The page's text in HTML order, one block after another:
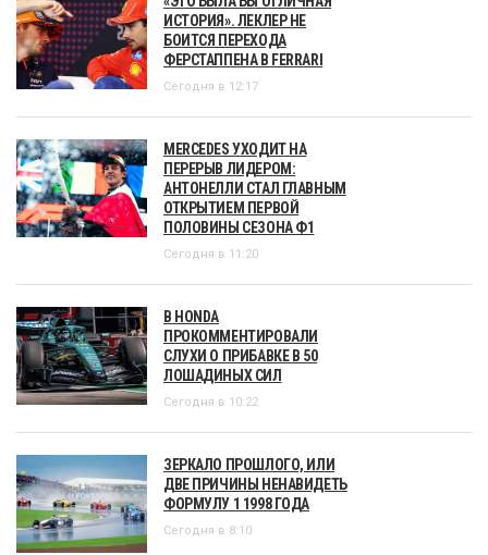
ИСТОРИЯ». ЛЕКЛЕР НЕ
БОИТСЯ ПЕРЕХОДА
ФЕРСТАППЕНА В FERRARI
Сегодня в 12:17
MERCEDES УХОДИТ НА
ПЕРЕРЫВ ЛИДЕРОМ:
АНТОНЕЛЛИ СТАЛ ГЛАВНЫМ
ОТКРЫТИЕМ ПЕРВОЙ
ПОЛОВИНЫ СЕЗОНА Ф1
Сегодня в 11:20
В HONDA
ПРОКОММЕНТИРОВАЛИ
СЛУХИ О ПРИБАВКЕ В 50
ЛОШАДИНЫХ СИЛ
Сегодня в 10:22
ЗЕРКАЛО ПРОШЛОГО, ИЛИ
ДВЕ ПРИЧИНЫ НЕНАВИДЕТЬ
ФОРМУЛУ 1 1998 ГОДА
Сегодня в 8:10